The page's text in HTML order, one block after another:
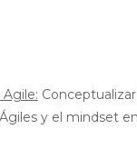
y el mindset